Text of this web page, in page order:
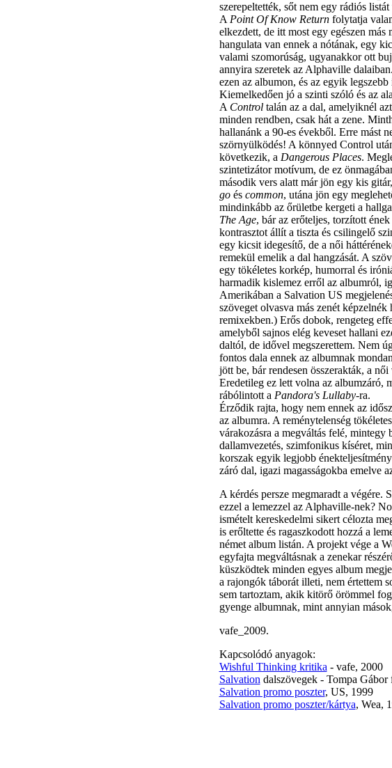
szerepeltették, sőt nem egy rádiós listát
A Point Of Know Returnfolytatja
elkezdett, de itt most egy egészen
hangulata van ennek a nótának, egy
valami szomorúság, ugyanakkor ott
annyira szeretek az Alphaville
ezen az albumon, és az egyik
Kiemelkedően jó a szinti szóló és az
A Controltalán az a dal, amelyiknél
minden rendben, csak hát a zene.
hallanánk a 90-es évekből. Erre mást
szörnyülködés! A könnyed Control
következik, a Dangerous Places.
szintetizátor motívum, de ez
második vers alatt már jön egy kis
goés common, utána jön egy
mindinkább az őrületbe kergeti a
The Age, bár az erőteljes, torzított
kontrasztot állít a tiszta és csilingelő
egy kicsit idegesítő, de a női
remekül emelik a dal hangzását. A
egy tökéletes korkép, humorral és
harmadik kislemez erről az albumról,
Amerikában a Salvation US
szöveget olvasva más zenét
remixekben.) Erős dobok, rengeteg
amelyből sajnos elég keveset hallani
daltól, de idővel megszerettem. Nem
fontos dala ennek az albumnak
jött be, bár rendesen összerakták, a
Eredetileg ez lett volna az albumzáró,
rábólintott a Pandora's Lullaby-ra.
Érződik rajta, hogy nem ennek az
az albumra. A reménytelenség
várakozásra a megváltás felé,
dallamvezetés, szimfonikus kíséret,
korszak egyik legjobb
záró dal, igazi magasságokba emelve
A kérdés persze megmaradt a végére.
ezzel a lemezzel az Alphaville-nek?
ismételt kereskedelmi sikert célozta
is erőltette és ragaszkodott hozzá a
német album listán. A projekt vége a
egyfajta megváltásnak a zenekar
küszködtek minden egyes album
a rajongók táborát illeti, nem értettem
sem tartoztam, akik kitörő örömmel
gyenge albumnak, mint annyian
vafe_2009.
Kapcsolódó anyagok:
Wishful Thinking kritika - vafe, 2000
Salvation dalszövegek - Tompa Gábor
Salvation promo poszter, US, 1999
Salvation promo poszter/kártya, Wea,